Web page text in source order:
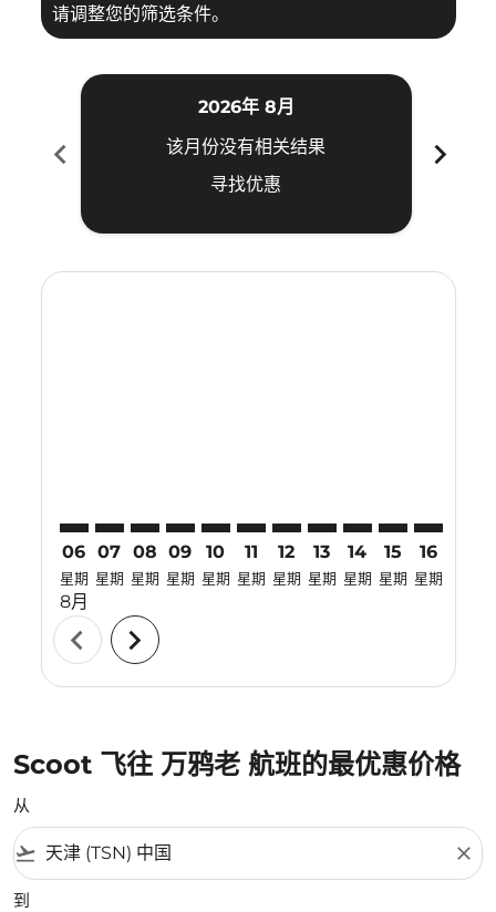
请调整您的筛选条件。
chevron_left
2026年 8月
该月份没有相关结果
寻找优惠
chevron_right
06
星期
8月
07
星期
08
星期
09
星期
10
星期
11
星期
12
星期
13
星期
14
星期
15
星期
16
星期
chevron_left chevron_right
Scoot 飞往 万鸦老 航班的最优惠价格
从
flight_takeoff close
到